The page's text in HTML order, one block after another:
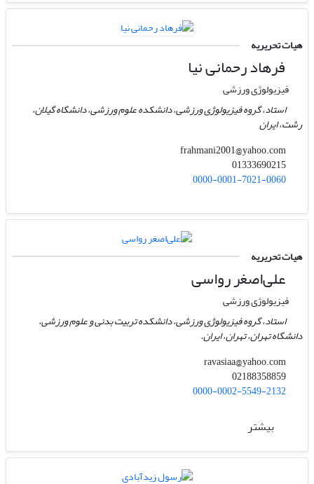
هیات تحریریه
فرهاد رحمانی نیا
فیزیولوژی ورزشی
استاد، گروه فیزیولوژی ورزشی، دانشکده علوم ورزشی، دانشگاه گیلان،
رشت، ایران
frahmani2001@yahoo.com
01333690215
0000-0001-7021-0060
هیات تحریریه
علی‌اصغر رواسی
فیزیولوژی ورزشی
استاد، گروه فیزیولوژی ورزشی، دانشکده تربیت بدنی و علوم ورزشی،
دانشگاه تهران، تهران، ایران.
ravasiaa@yahoo.com
02188358859
0000-0002-5549-2132
بیشتر